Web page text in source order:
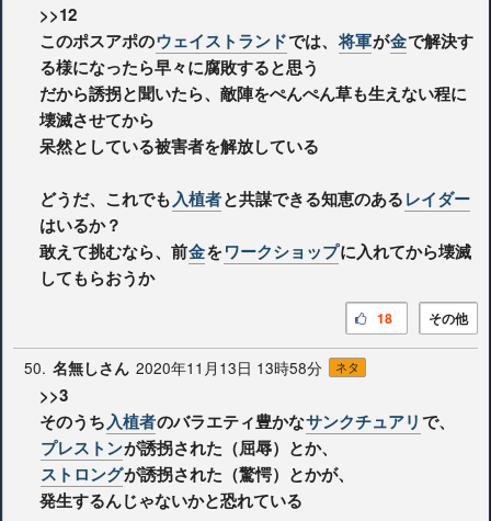
>>12
このポスアポのウェイストランドでは、 将軍が金で解決す
る様になったら早々に腐敗すると思う
だから誘拐と聞いたら、敵陣をぺんぺん草も生えない程に
壊滅させてから
呆然としている被害者を解放している
どうだ、これでも入植者と共謀できる知恵のあるレイダー
はいるか？
敢えて挑むなら、前金をワークショップに入れてから壊滅
してもらおうか
その他
18
50. 名無しさん 2020年11月13日 13時58分 ネタ
>>3
そのうち入植者のバラエティ豊かなサンクチュアリで、
プレストンが誘拐された（屈辱）とか、
ストロングが誘拐された（驚愕）とかが、
発生するんじゃないかと恐れている